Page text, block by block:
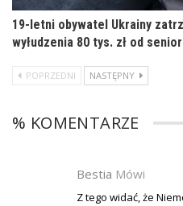
19-letni obywatel Ukrainy
wyłudzenia 80 tys. zł od
POPRZEDNI NASTĘPNY
% KOMENTARZE
Bestia Mówi
Z tego widać, że